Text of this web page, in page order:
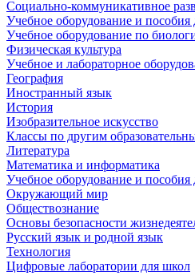
Социально-коммуникативное
Учебное оборудование и пособия
Учебное оборудование по
Физическая культура
Учебное и лабораторное
География
Иностранный язык
История
Изобразительное искусство
Классы по другим
Литература
Математика и информатика
Учебное оборудование и пособия
Окружающий мир
Обществознание
Основы безопасности
Русский язык и родной язык
Технология
Цифровые лаборатории для школ